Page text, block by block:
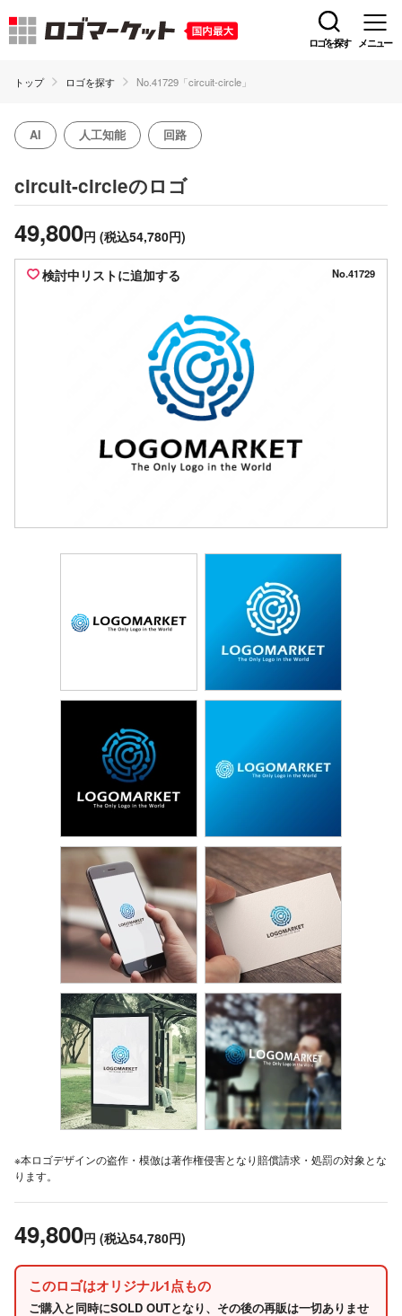
ロゴを探す メニュー
トップ ロゴを探す No.41729「circuit-circle」
AI 人工知能 回路
circuit-circleのロゴ
49,800円 (税込54,780円)
検討中リストに追加する No.41729
※本ロゴデザインの盗作・模倣は著作権侵害となり賠償請求・処罰の対象とな
ります。
49,800円 (税込54,780円)
このロゴはオリジナル1点もの
ご購入と同時にSOLD OUTとなり、その後の再販は一切ありませ